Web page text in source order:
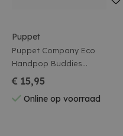
Puppet
Puppet Company Eco
Handpop Buddies
Chimpansee 27Cm
€ 15,95
Online op voorraad